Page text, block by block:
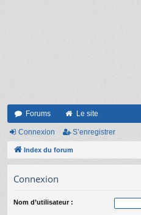
Forums Le site
Connexion S’enregistrer
Index du forum
Connexion
Nom d’utilisateur :